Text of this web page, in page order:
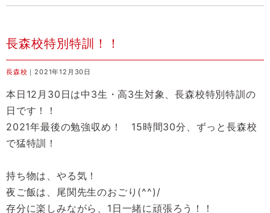
長森校特別特訓！！
長森校 ｜2021年12月30日
本日12月30日は中3生・高3生対象、長森校特別特訓の
日です！！
2021年最後の勉強収め！ 15時間30分、ずっと長森校
で猛特訓！
持ち物は、やる気！
夜ご飯は、尾関先生のおごり(^^)/
存分に楽しみながら、1日一緒に頑張ろう！！